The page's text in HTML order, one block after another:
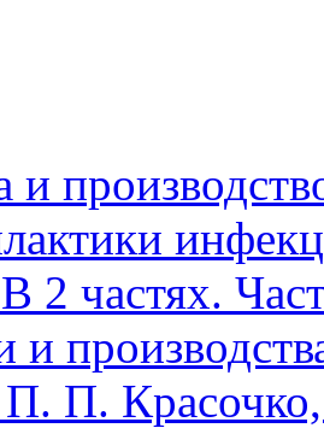
и
2 частях.
и
П. П.